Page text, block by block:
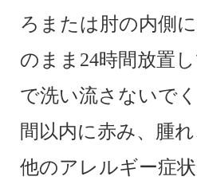
ろまたは肘の内側
のまま24時間放置
で洗い流さないで
間以内に赤み、腫
他のアレルギー症